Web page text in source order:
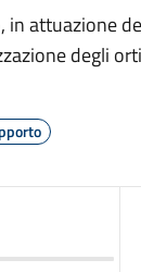
in attuazione
degli